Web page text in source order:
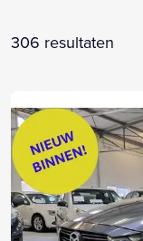
306 resultaten